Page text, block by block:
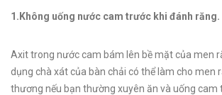
1.Không uống nước cam trước khi đánh răng.
Axit trong nước cam bám lên bề mặt của men
dụng chà xát của bàn chải có thể làm cho men
thương nếu bạn thường xuyên ăn và uống cam